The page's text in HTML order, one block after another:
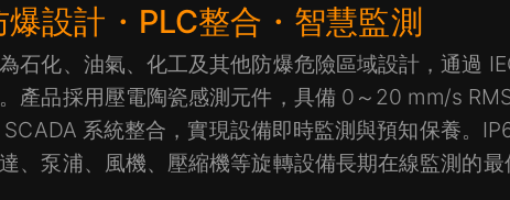
爆設計・PLC整合・智慧監測
石化、油氣、化工及其他防爆危險區域設計，通過
產品採用壓電陶瓷感測元件，具備 0～20 mm/s
SCADA 系統整合，實現設備即時監測與預知保養。
、泵浦、風機、壓縮機等旋轉設備長期在線監測的最